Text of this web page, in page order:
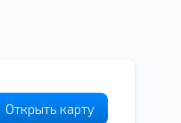
Открыть карту